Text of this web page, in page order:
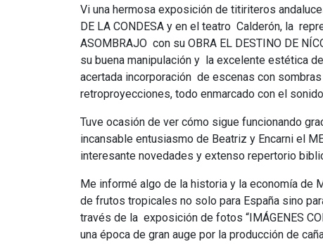
Vi una hermosa exposición de titiriteros
DE LA CONDESA y en el teatro Calderón, la
ASOMBRAJO con su OBRA EL DESTINO DE
su buena manipulación y la excelente estética
acertada incorporación de escenas con
retroproyecciones, todo enmarcado con el
Tuve ocasión de ver cómo sigue funcionando
incansable entusiasmo de Beatriz y Encarni el
interesante novedades y extenso repertorio
Me informé algo de la historia y la economía de
de frutos tropicales no solo para España sino
través de la exposición de fotos “IMÁGENES
una época de gran auge por la producción de